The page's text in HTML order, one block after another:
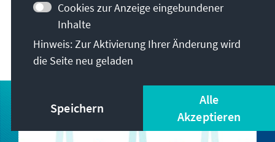
DEMOKRATIE BRAUCHT MITWIRKUNG
SICHERHEIT UND VERTEIDIGUNG
Cookies zur Anzeige eingebundener
Inhalte
Hinweis: Zur Aktivierung Ihrer Änderung wird
die Seite neu geladen
Speichern
Alle
Akzeptieren